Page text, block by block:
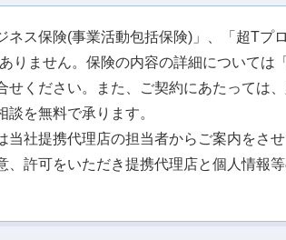
ス保険(事業活動包括保険)」、「超Tプ
りません。保険の内容の詳細については
ください。また、ご契約にあたっては
を無料で承ります。
社提携代理店の担当者からご案内をさせ
許可をいただき提携代理店と個人情報